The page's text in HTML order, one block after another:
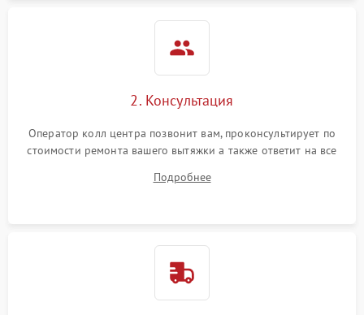
2. Консультация
Оператор колл центра позвонит вам, проконсультирует по
стоимости ремонта вашего вытяжки а также ответит на все
Подробнее